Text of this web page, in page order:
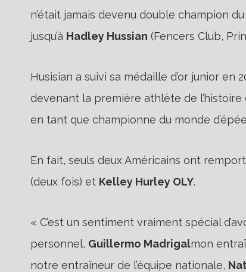
n’était jamais devenu double champion
jusqu’à Hadley Hussian (Fencers Club,
Husisian a suivi sa médaille d’or junior en
devenant la première athlète de
en tant que championne du monde
En fait, seuls deux Américains ont
(deux fois) et Kelley Hurley OLY.
« C’est un sentiment vraiment spécial
personnel, Guillermo Madrigalmon
notre entraîneur de l’équipe nationale,